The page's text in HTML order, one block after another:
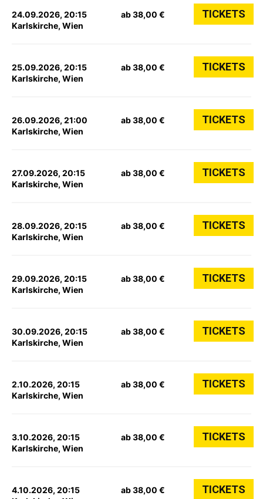
24.09.2026, 20:15
Karlskirche, Wien
ab 38,00 € TICKETS
25.09.2026, 20:15
Karlskirche, Wien
ab 38,00 € TICKETS
26.09.2026, 21:00
Karlskirche, Wien
ab 38,00 € TICKETS
27.09.2026, 20:15
Karlskirche, Wien
ab 38,00 € TICKETS
28.09.2026, 20:15
Karlskirche, Wien
ab 38,00 € TICKETS
29.09.2026, 20:15
Karlskirche, Wien
ab 38,00 € TICKETS
30.09.2026, 20:15
Karlskirche, Wien
ab 38,00 € TICKETS
2.10.2026, 20:15
Karlskirche, Wien
ab 38,00 € TICKETS
3.10.2026, 20:15
Karlskirche, Wien
ab 38,00 € TICKETS
4.10.2026, 20:15
ab 38,00 € TICKETS